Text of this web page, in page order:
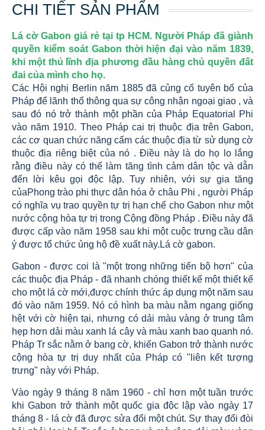
CHI TIẾT SẢN PHẨM
Lá cờ Gabon giá rẻ tại tp HCM. Người Pháp đã giành
quyền kiểm soát Gabon thời hiện đại vào năm 1839,
khi một thủ lĩnh địa phương đầu hàng chủ quyền đất
đai của mình cho họ.
Các Hội nghị Berlin năm 1885 đã củng cố tuyên bố của
Pháp để lãnh thổ thông qua sự công nhận ngoại giao , và
sau đó nó trở thành một phần của Pháp Equatorial Phi
vào năm 1910. Theo Pháp cai trị thuộc địa trên Gabon,
các cơ quan chức năng cấm các thuộc địa từ sử dụng cờ
thuộc địa riêng biệt của nó . Điều này là do họ lo lắng
rằng điều này có thể làm tăng tình cảm dân tộc và dẫn
đến lời kêu gọi độc lập. Tuy nhiên, với sự gia tăng
củaPhong trào phi thực dân hóa ở châu Phi , người Pháp
có nghĩa vụ trao quyền tự trị hạn chế cho Gabon như một
nước cộng hòa tự trị trong Cộng đồng Pháp . Điều này đã
được cấp vào năm 1958 sau khi một cuộc trưng cầu dân
ý được tổ chức ủng hộ đề xuất này.Lá cờ gabon.
Gabon - được coi là "một trong những tiến bộ hơn" của
các thuộc địa Pháp - đã nhanh chóng thiết kế một thiết kế
cho một lá cờ mới,được chính thức áp dụng một năm sau
đó vào năm 1959. Nó có hình ba màu nằm ngang giống
hệt với cờ hiện tại, nhưng có dải màu vàng ở trung tâm
hẹp hơn dải màu xanh lá cây và màu xanh bao quanh nó.
Pháp Tr sắc nằm ở bang cờ, khiến Gabon trở thành nước
cộng hòa tự trị duy nhất của Pháp có "liên kết tượng
trưng" này với Pháp.
Vào ngày 9 tháng 8 năm 1960 - chỉ hơn một tuần trước
khi Gabon trở thành một quốc gia độc lập vào ngày 17
tháng 8 - lá cờ đã được sửa đổi một chút. Sự thay đổi đòi